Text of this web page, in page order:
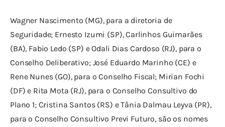
Wagner Nascimento (MG), para a diretoria de
Seguridade; Ernesto Izumi (SP), Carlinhos Guimarães
(BA), Fabio Ledo (SP) e Odali Dias Cardoso (RJ), para o
Conselho Deliberativo; José Eduardo Marinho (CE) e
Rene Nunes (GO), para o Conselho Fiscal; Mirian Fochi
(DF) e Rita Mota (RJ), para o Conselho Consultivo do
Plano 1; Cristina Santos (RS) e Tânia Dalmau Leyva (PR),
para o Conselho Consultivo Previ Futuro, são os nomes